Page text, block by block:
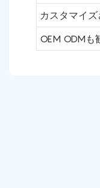
カスタマイ
OEM ODMも